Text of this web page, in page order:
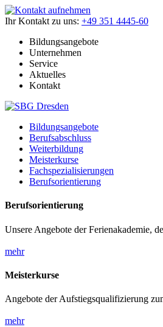
Ihr Kontakt zu uns: +49 351 4445-60
Bildungsangebote
Unternehmen
Service
Aktuelles
Kontakt
Bildungsangebote
Berufsabschluss
Weiterbildung
Meisterkurse
Fachspezialisierungen
Berufsorientierung
Berufsorientierung
Unsere Angebote der Ferienakademie,
mehr
Meisterkurse
Angebote der Aufstiegsqualifizierung
mehr